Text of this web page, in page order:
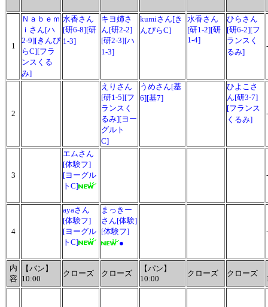
1
Ｎａｂｅｍ
ｉさん[ハ
2-9][きんぴ
らC][フラ
ンスくる
み]
水香さん
[研6-8][研
1-3]
キヨ姉さ
ん[研2-2]
[研2-3][ハ
1-3]
kumiさん[き
んぴらC]
水香さん
[研1-2][研
1-4]
ひらさん
[研6-2][フ
ランスく
るみ]
2
えりさん
[研1-5][フ
ランスく
るみ][ヨー
グルト
C]
うめさん[基
6][基7]
ひよこさ
ん[研3-7]
[フランス
くるみ]
3
エムさん
[体験フ]
[ヨーグル
トC]
4
ayaさん
[体験フ]
[ヨーグル
トC]
まっきー
さん[体験]
[体験フ]
●
内
容
【パン】
10:00
クローズ クローズ
【パン】
10:00
クローズ クローズ